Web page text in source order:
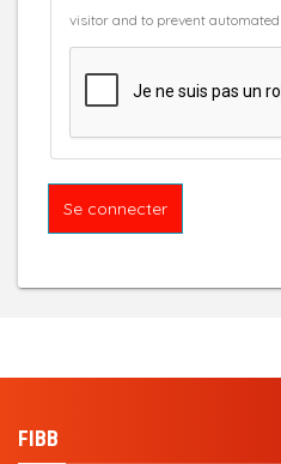
visitor and to prevent
Se connecter
FIBB